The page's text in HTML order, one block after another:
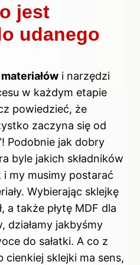
jest
udanego
materiałów i narzędzi
w każdym etapie
powiedzieć, że
zaczyna się od
Podobnie jak dobry
byle jakich składników
my musimy postarać
Wybierając sklejkę
a także płytę MDF dla
jakbyśmy
do sałatki. A co z
cienkiej sklejki ma sens,